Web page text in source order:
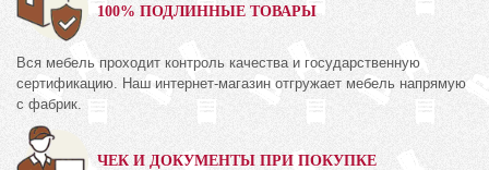
100% ПОДЛИННЫЕ ТОВАРЫ
Вся мебель проходит контроль качества и государственную
сертификацию. Наш интернет-магазин отгружает мебель напрямую
с фабрик.
ЧЕК И ДОКУМЕНТЫ ПРИ ПОКУПКЕ